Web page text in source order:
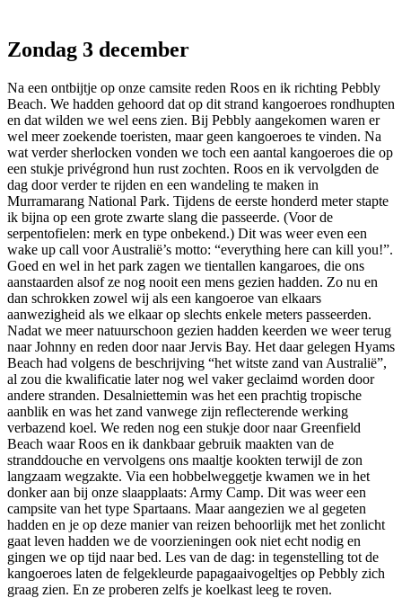
Zondag 3 december
Na een ontbijtje op onze camsite reden Roos en ik richting Pebbly
Beach. We hadden gehoord dat op dit strand kangoeroes rondhupten
en dat wilden we wel eens zien. Bij Pebbly aangekomen waren er
wel meer zoekende toeristen, maar geen kangoeroes te vinden. Na
wat verder sherlocken vonden we toch een aantal kangoeroes die op
een stukje privégrond hun rust zochten. Roos en ik vervolgden de
dag door verder te rijden en een wandeling te maken in
Murramarang National Park. Tijdens de eerste honderd meter stapte
ik bijna op een grote zwarte slang die passeerde. (Voor de
serpentofielen: merk en type onbekend.) Dit was weer even een
wake up call voor Australië’s motto: “everything here can kill you!”.
Goed en wel in het park zagen we tientallen kangaroes, die ons
aanstaarden alsof ze nog nooit een mens gezien hadden. Zo nu en
dan schrokken zowel wij als een kangoeroe van elkaars
aanwezigheid als we elkaar op slechts enkele meters passeerden.
Nadat we meer natuurschoon gezien hadden keerden we weer terug
naar Johnny en reden door naar Jervis Bay. Het daar gelegen Hyams
Beach had volgens de beschrijving “het witste zand van Australië”,
al zou die kwalificatie later nog wel vaker geclaimd worden door
andere stranden. Desalniettemin was het een prachtig tropische
aanblik en was het zand vanwege zijn reflecterende werking
verbazend koel. We reden nog een stukje door naar Greenfield
Beach waar Roos en ik dankbaar gebruik maakten van de
stranddouche en vervolgens ons maaltje kookten terwijl de zon
langzaam wegzakte. Via een hobbelweggetje kwamen we in het
donker aan bij onze slaapplaats: Army Camp. Dit was weer een
campsite van het type Spartaans. Maar aangezien we al gegeten
hadden en je op deze manier van reizen behoorlijk met het zonlicht
gaat leven hadden we de voorzieningen ook niet echt nodig en
gingen we op tijd naar bed. Les van de dag: in tegenstelling tot de
kangoeroes laten de felgekleurde papagaaivogeltjes op Pebbly zich
graag zien. En ze proberen zelfs je koelkast leeg te roven.